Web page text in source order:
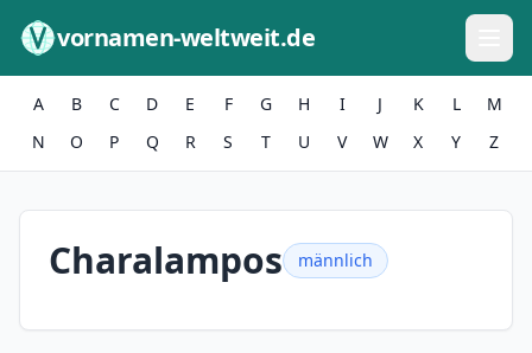
vornamen-weltweit.de
A B C D E F G H I J K L
M
N
O P Q R S T U V W X Y Z
Charalampos männlich